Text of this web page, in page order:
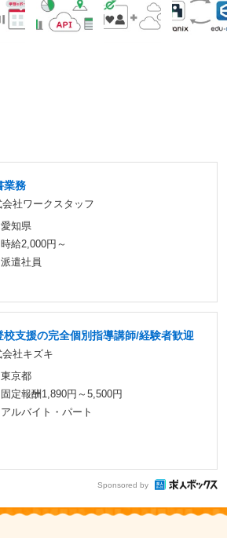
業務
会社ワークスタッフ
愛知県
時給2,000円～
派遣社員
校支援の完全個別指導講師/経験者歓迎
会社キズキ
東京都
固定報酬1,890円～5,500円
アルバイト・パート
Sponsored by